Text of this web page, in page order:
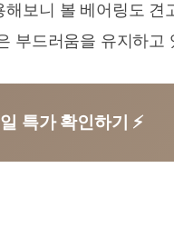
보니 볼 베어링도 견
부드러움을 유지하고
특가 확인하기 ⚡